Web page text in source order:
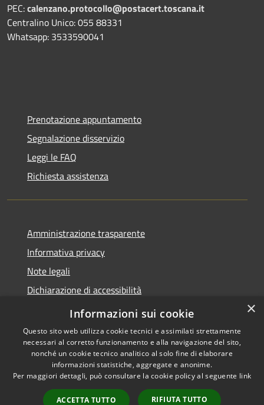
PEC:calenzano.protocollo@postacert.toscana.it
Centralino Unico: 055 88331
Whatsapp: 3533590041
Prenotazione appuntamento
Segnalazione disservizio
Leggi le FAQ
Richiesta assistenza
Amministrazione trasparente
Informativa privacy
Note legali
Dichiarazione di accessibilità
Statistiche Web
Accessibilità
Copyright © 2026 • Comune di
Calenzano • Powered by
Municipium•
Accesso
×
Informazioni sui cookie
Questo sito web utilizza cookie tecnici e assimilati strettamente
necessari al corretto funzionamento e alla navigazione del sito,
nonché un cookie tecnico analitico al solo fine di elaborare
informazioni statistiche, aggregate e anonime.
Per maggiori dettagli, può consultare la cookie policy al seguente link
ACCETTA TUTTO RIFIUTA TUTTO